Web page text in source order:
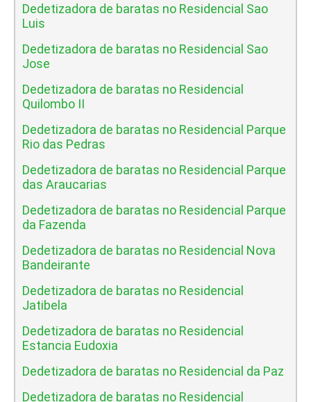
Dedetizadora de baratas no Residencial Sao
Luis
Dedetizadora de baratas no Residencial Sao
Jose
Dedetizadora de baratas no Residencial
Quilombo II
Dedetizadora de baratas no Residencial Parque
Rio das Pedras
Dedetizadora de baratas no Residencial Parque
das Araucarias
Dedetizadora de baratas no Residencial Parque
da Fazenda
Dedetizadora de baratas no Residencial Nova
Bandeirante
Dedetizadora de baratas no Residencial
Jatibela
Dedetizadora de baratas no Residencial
Estancia Eudoxia
Dedetizadora de baratas no Residencial da Paz
Dedetizadora de baratas no Residencial